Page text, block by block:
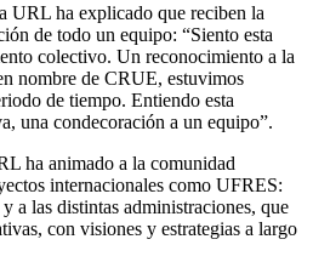
URL ha explicado que reciben la
de todo un equipo: “Siento esta
colectivo. Un reconocimiento a la
nombre de CRUE, estuvimos
de tiempo. Entiendo esta
una condecoración a un equipo”.
ha animado a la comunidad
internacionales como UFRES:
a las distintas administraciones, que
con visiones y estrategias a largo